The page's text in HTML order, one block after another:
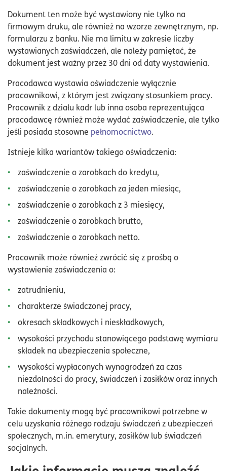
Dokument ten może być wystawiony nie tylko na
firmowym druku, ale również na wzorze zewnętrznym, np.
formularzu z banku. Nie ma limitu w zakresie liczby
wystawianych zaświadczeń, ale należy pamiętać, że
dokument jest ważny przez 30 dni od daty wystawienia.
Pracodawca wystawia oświadczenie wyłącznie
pracownikowi, z którym jest związany stosunkiem pracy.
Pracownik z działu kadr lub inna osoba reprezentująca
pracodawcę również może wydać zaświadczenie, ale tylko
jeśli posiada stosowne pełnomocnictwo.
Istnieje kilka wariantów takiego oświadczenia:
zaświadczenie o zarobkach do kredytu,
zaświadczenie o zarobkach za jeden miesiąc,
zaświadczenie o zarobkach z 3 miesięcy,
zaświadczenie o zarobkach brutto,
zaświadczenie o zarobkach netto.
Pracownik może również zwrócić się z prośbą o
wystawienie zaświadczenia o:
zatrudnieniu,
charakterze świadczonej pracy,
okresach składkowych i nieskładkowych,
wysokości przychodu stanowiącego podstawę wymiaru
składek na ubezpieczenia społeczne,
wysokości wypłaconych wynagrodzeń za czas
niezdolności do pracy, świadczeń i zasiłków oraz innych
należności.
Takie dokumenty mogą być pracownikowi potrzebne w
celu uzyskania różnego rodzaju świadczeń z ubezpieczeń
społecznych, m.in. emerytury, zasiłków lub świadczeń
socjalnych.